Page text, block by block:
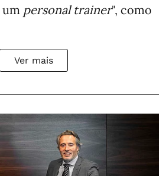
personal trainer", como
Ver mais